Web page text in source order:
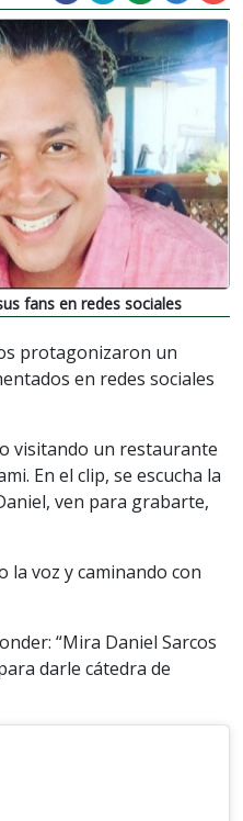
fans en redes sociales
protagonizaron un
en redes sociales
visitando un restaurante
En el clip, se escucha la
ven para grabarte,
la voz y caminando con
“Mira Daniel Sarcos
darle cátedra de